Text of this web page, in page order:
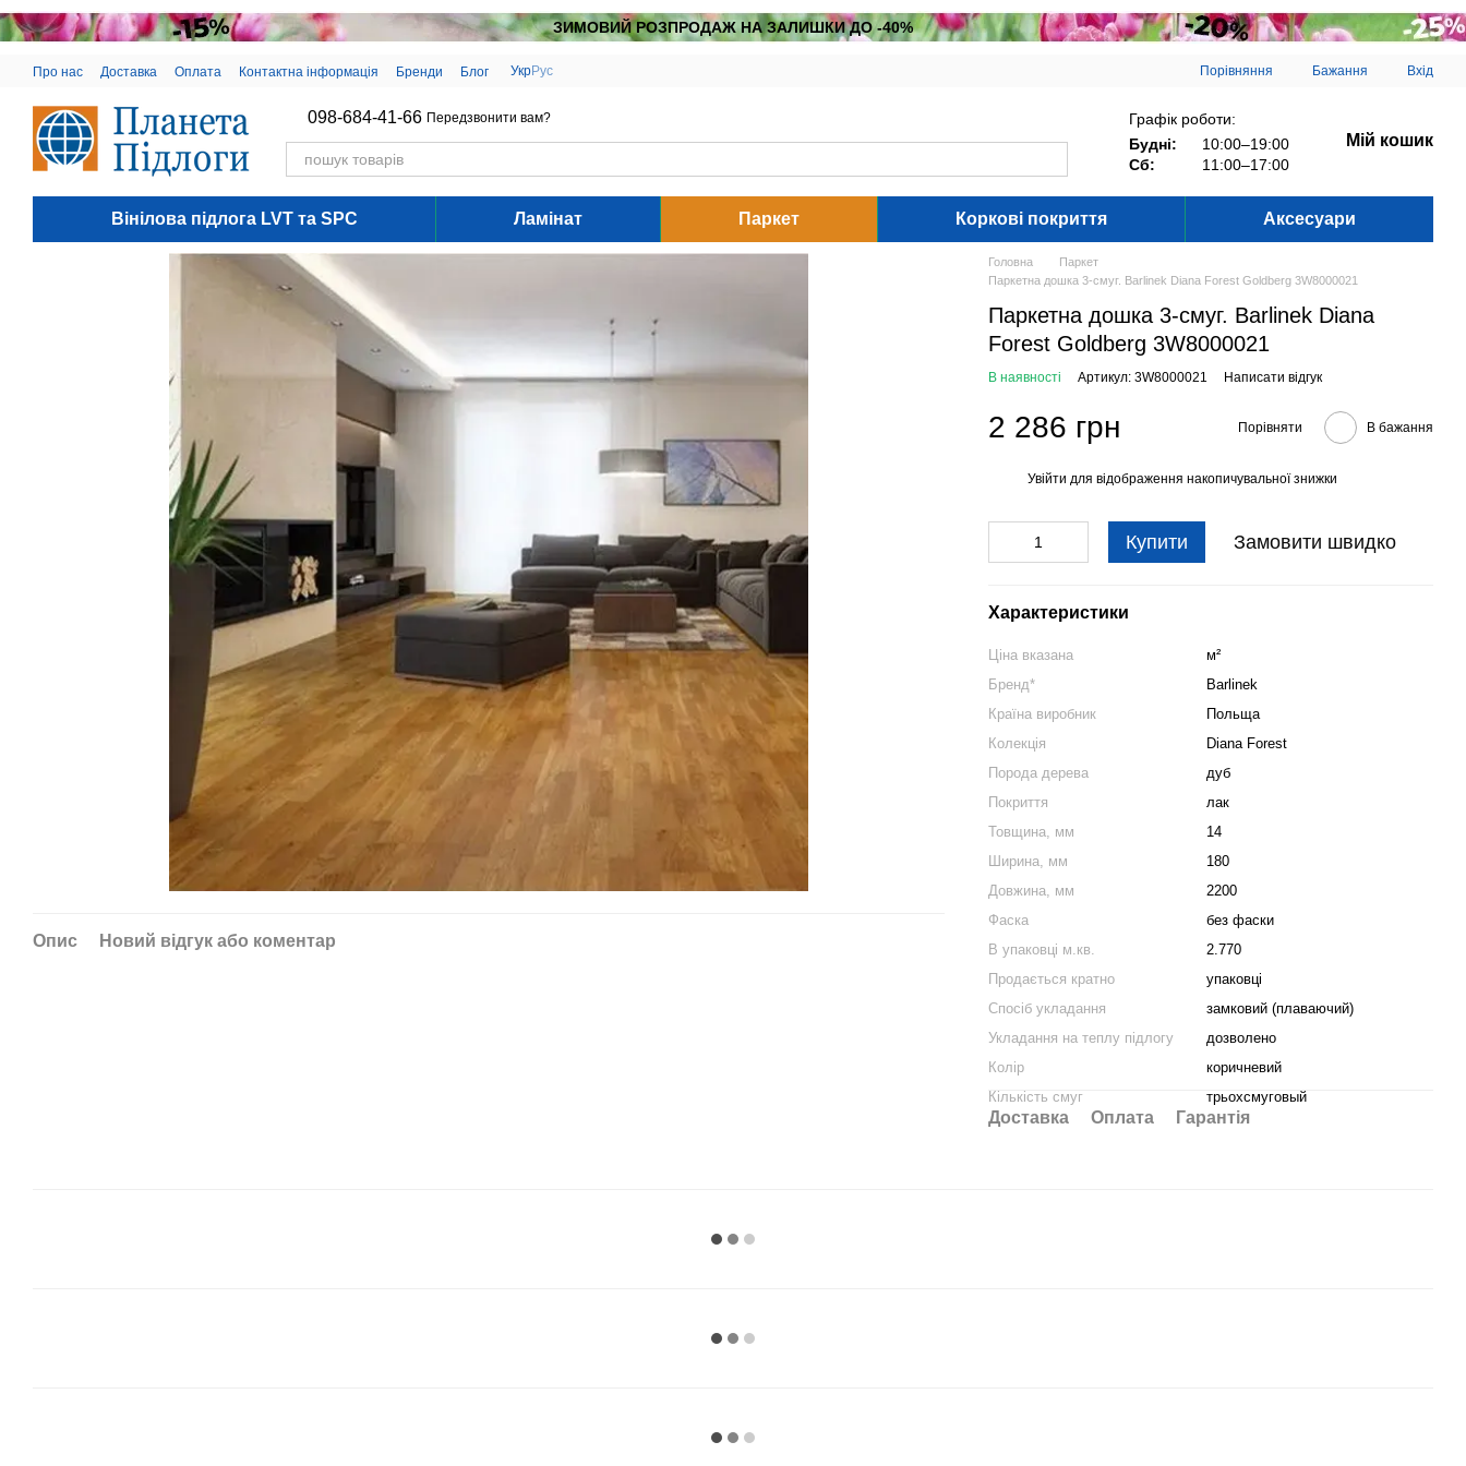
Перейти до основного контенту
ЗИМОВИЙ РОЗПРОДАЖ НА ЗАЛИШКИ ДО -40%
Про нас Доставка Оплата Контактна інформація Бренди Блог УкрРус Порівняння Бажання Вхід
098-684-41-66 Передзвонити вам?
Графік роботи:
Будні:
10:00–19:00
Сб:
11:00–17:00
Мій кошик
Вінілова підлога LVT та SPC Ламінат Паркет Коркові покриття Аксесуари
Опис Новий відгук або коментар
Головна
Паркет
Паркетна дошка 3-смуг. Barlinek Diana Forest Goldberg 3W8000021
Паркетна дошка 3-смуг. Barlinek Diana
Forest Goldberg 3W8000021
В наявності Артикул: 3W8000021 Написати відгук
2 286 грн Порівняти В бажання
Увійти для відображення накопичувальної знижки
Купити Замовити швидко
Характеристики
Ціна вказана
м²
Бренд*
Barlinek
Країна виробник
Польща
Колекція
Diana Forest
Порода дерева
дуб
Покриття
лак
Товщина, мм
14
Ширина, мм
180
Довжина, мм
2200
Фаска
без фаски
В упаковці м.кв.
2.770
Продається кратно
упаковці
Спосіб укладання
замковий (плаваючий)
Укладання на теплу підлогу
дозволено
Колір
коричневий
Кількість смуг
трьохсмуговый
Доставка Оплата Гарантія